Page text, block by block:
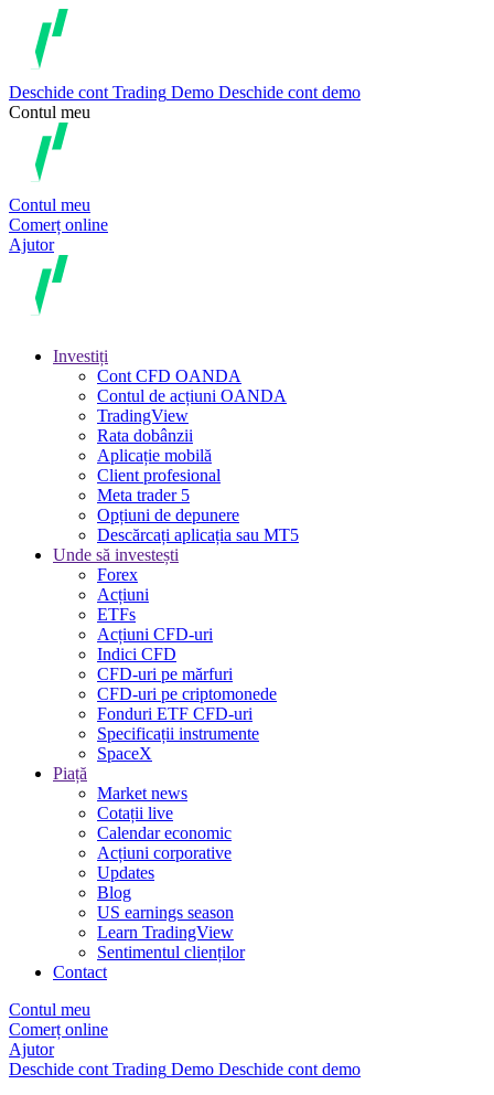
Deschide cont Trading Demo Deschide cont demo
Contul meu
Contul meu
Comerț online
Ajutor
Investiți
Cont CFD OANDA
Contul de acțiuni OANDA
TradingView
Rata dobânzii
Aplicație mobilă
Client profesional
Meta trader 5
Opțiuni de depunere
Descărcați aplicația sau MT5
Unde să investești
Forex
Acțiuni
ETFs
Acțiuni CFD-uri
Indici CFD
CFD-uri pe mărfuri
CFD-uri pe criptomonede
Fonduri ETF CFD-uri
Specificații instrumente
SpaceX
Piață
Market news
Cotații live
Calendar economic
Acțiuni corporative
Updates
Blog
US earnings season
Learn TradingView
Sentimentul clienților
Contact
Contul meu
Comerț online
Ajutor
Deschide cont Trading Demo Deschide cont demo